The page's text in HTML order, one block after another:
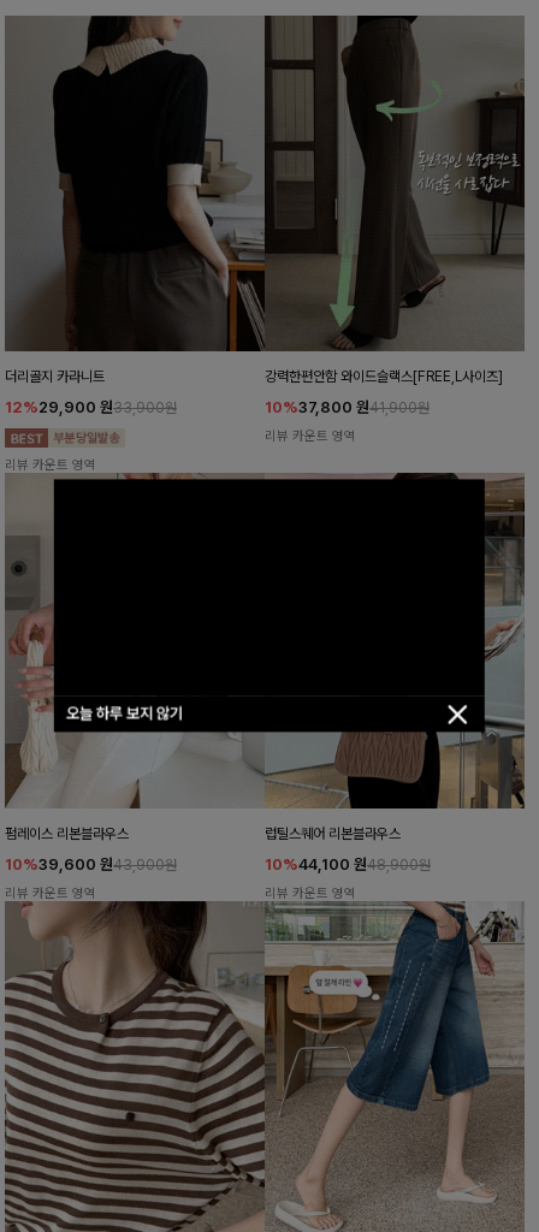
오늘 하루 보지 않기
더리골지 카라니트
12%29,900 원33,900원
리뷰 카운트 영역
강력한편안함 와이드슬랙스[FREE,L사이즈]
10%37,800 원41,900원
리뷰 카운트 영역
펌레이스 리본블라우스
10%39,600 원43,900원
리뷰 카운트 영역
럽틸스퀘어 리본블라우스
10%44,100 원48,900원
리뷰 카운트 영역